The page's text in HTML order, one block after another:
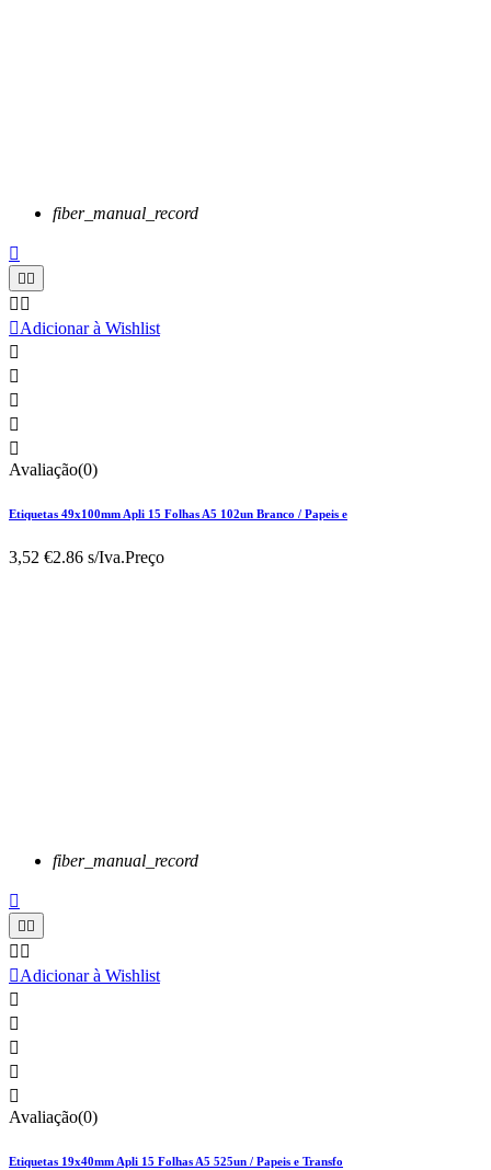
fiber_manual_record


 
Adicionar à Wishlist





Avaliação(0)
Etiquetas 49x100mm Apli 15 Folhas A5 102un Branco / Papeis e
3,52 €2.86 s/Iva.Preço
fiber_manual_record


 
Adicionar à Wishlist





Avaliação(0)
Etiquetas 19x40mm Apli 15 Folhas A5 525un / Papeis e Transfo